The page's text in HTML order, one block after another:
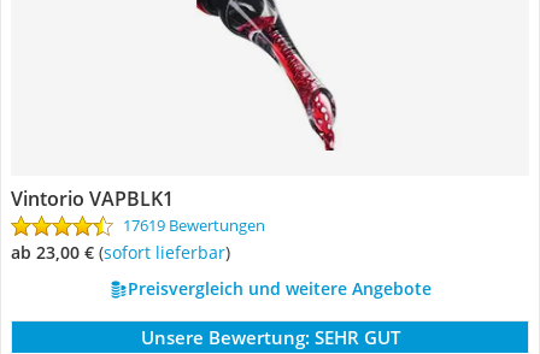
Vintorio VAPBLK1
17619 Bewertungen
ab 23,00 € ( Sofort lieferbar)
Preisvergleich und weitere Angebote
Unsere Bewertung: SEHR GUT